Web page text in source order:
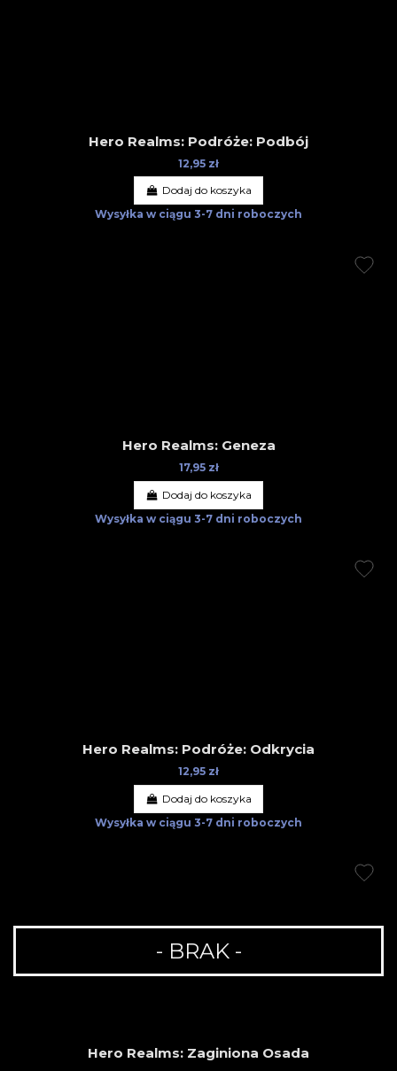
Hero Realms: Podróże: Podbój
12,95 zł
Dodaj do koszyka
Wysyłka w ciągu 3-7 dni roboczych
Hero Realms: Geneza
17,95 zł
Dodaj do koszyka
Wysyłka w ciągu 3-7 dni roboczych
Hero Realms: Podróże: Odkrycia
12,95 zł
Dodaj do koszyka
Wysyłka w ciągu 3-7 dni roboczych
- BRAK -
Hero Realms: Zaginiona Osada